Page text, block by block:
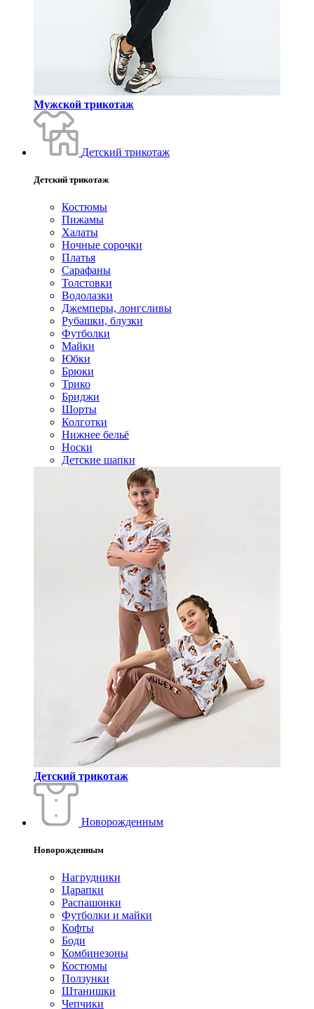
Мужской трикотаж
Детский трикотаж
Детский трикотаж
Костюмы
Пижамы
Халаты
Ночные сорочки
Платья
Сарафаны
Толстовки
Водолазки
Джемперы, лонгсливы
Рубашки, блузки
Футболки
Майки
Юбки
Брюки
Трико
Бриджи
Шорты
Колготки
Нижнее бельё
Носки
Детские шапки
Детский трикотаж
Новорожденным
Новорожденным
Нагрудники
Царапки
Распашонки
Футболки и майки
Кофты
Боди
Комбинезоны
Костюмы
Ползунки
Штанишки
Чепчики